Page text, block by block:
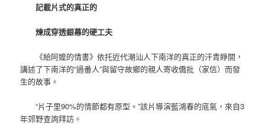
記載片式的真正的
煉成穿透銀幕的硬工夫
《給阿嬤的情書》依托近代潮汕人下南洋的真正的汗青睜開，
講述了下南洋的“過番人”與留守故鄉的親人寄收僑批（家信）而發
生的故事。
“片子里90%的情節都有原型。”該片導演藍鴻春的底氣，來自3
年郊野查詢拜訪。